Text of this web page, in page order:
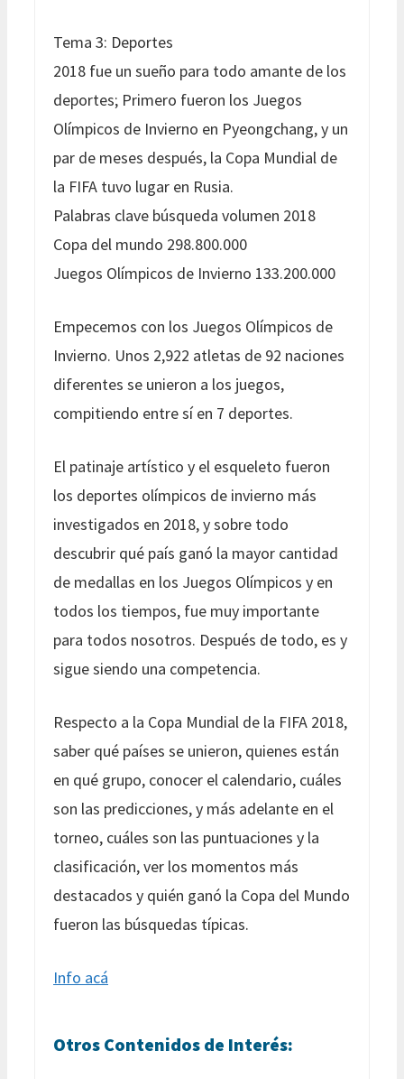
Tema 3: Deportes
2018 fue un sueño para todo amante de los
deportes; Primero fueron los Juegos
Olímpicos de Invierno en Pyeongchang, y un
par de meses después, la Copa Mundial de
la FIFA tuvo lugar en Rusia.
Palabras clave búsqueda volumen 2018
Copa del mundo 298.800.000
Juegos Olímpicos de Invierno 133.200.000
Empecemos con los Juegos Olímpicos de
Invierno. Unos 2,922 atletas de 92 naciones
diferentes se unieron a los juegos,
compitiendo entre sí en 7 deportes.
El patinaje artístico y el esqueleto fueron
los deportes olímpicos de invierno más
investigados en 2018, y sobre todo
descubrir qué país ganó la mayor cantidad
de medallas en los Juegos Olímpicos y en
todos los tiempos, fue muy importante
para todos nosotros. Después de todo, es y
sigue siendo una competencia.
Respecto a la Copa Mundial de la FIFA 2018,
saber qué países se unieron, quienes están
en qué grupo, conocer el calendario, cuáles
son las predicciones, y más adelante en el
torneo, cuáles son las puntuaciones y la
clasificación, ver los momentos más
destacados y quién ganó la Copa del Mundo
fueron las búsquedas típicas.
Info acá
Otros Contenidos de Interés: